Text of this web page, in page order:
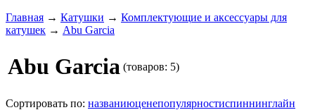
Главная → Катушки → Комплектующие и аксессуары для
катушек → Abu Garcia
Abu Garcia (товаров: 5)
Сортировать по: названиюценепопулярностиспиннинглайн